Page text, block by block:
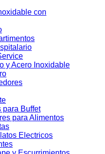
con
y Acero Inoxidable
para Buffet
para Alimentos
Electricos